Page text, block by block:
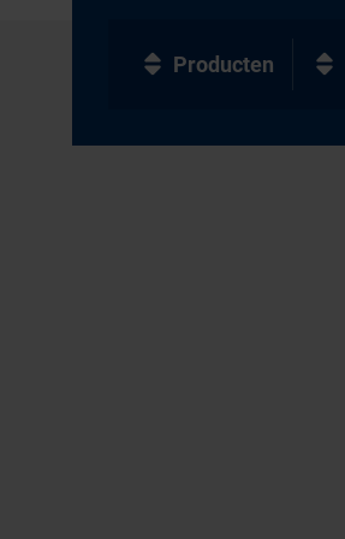
Producten